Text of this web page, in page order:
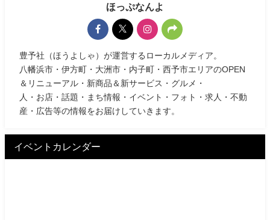
ほっぷなんよ
豊予社（ほうよしゃ）が運営するローカルメディア。
八幡浜市・伊方町・大洲市・内子町・西予市エリアのOPEN
＆リニューアル・新商品＆新サービス・グルメ・
人・お店・話題・まち情報・イベント・フォト・求人・不動
産・広告等の情報をお届けしていきます。
イベントカレンダー